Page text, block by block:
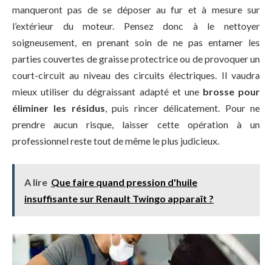
manqueront pas de se déposer au fur et à mesure sur
l’extérieur du moteur. Pensez donc à le nettoyer
soigneusement, en prenant soin de ne pas entamer les
parties couvertes de graisse protectrice ou de provoquer un
court-circuit au niveau des circuits électriques. Il vaudra
mieux utiliser du dégraissant adapté et une brosse pour
éliminer les résidus, puis rincer délicatement. Pour ne
prendre aucun risque, laisser cette opération à un
professionnel reste tout de même le plus judicieux.
A lire Que faire quand pression d'huile
insuffisante sur Renault Twingo apparaît ?